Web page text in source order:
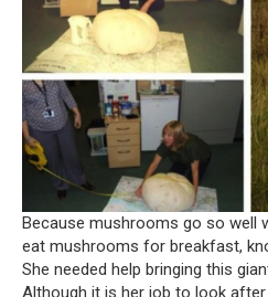
Because mushrooms go so well
eat mushrooms for breakfast,
She needed help bringing this
Although it is her job to look